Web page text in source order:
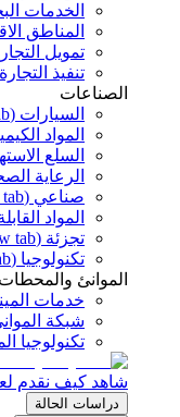
الخدمات
المناطق
تمويل
تنفيذ
الصناعات
السيارات (Opens in a new tab)
المواد
السلع
الرعاية
صناعي (Opens in a new tab)
المواد
تجزئة (Opens in a new tab)
تكنولوجيا (Opens in a new tab)
الموانئ والمحطات
خدمات
شبكة
تكنولوجيا
شاهد كيف نقدم
دراسات الحالة